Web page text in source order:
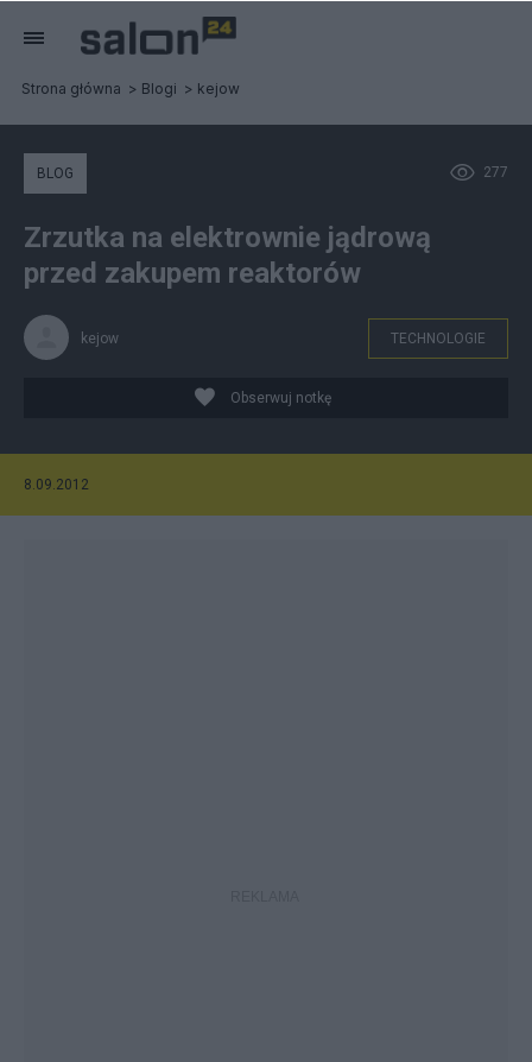
Strona główna Blogi kejow
277
BLOG
Zrzutka na elektrownie jądrową
przed zakupem reaktorów
kejow TECHNOLOGIE
Obserwuj notkę
8.09.2012